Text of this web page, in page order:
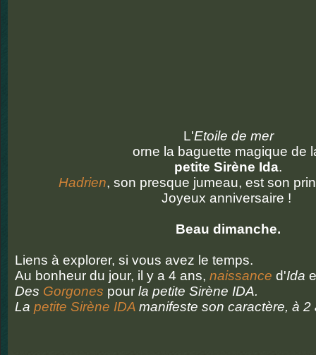
L'Etoile de mer
orne la baguette magique de
petite Sirène Ida.
Hadrien, son presque jumeau, est son
Joyeux anniversaire !
Beau dimanche.
Liens à explorer, si vous avez le temps.
Au bonheur du jour, il y a 4 ans, naissance d'Ida
Des Gorgones pour la petite Sirène IDA.
La petite Sirène IDA manifeste son caractère, à 2